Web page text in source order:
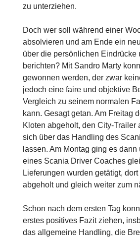
zu unterziehen.
Doch wer soll während einer
absolvieren und am Ende ein
über die persönlichen Eindrücke
berichten? Mit Sandro Marty
gewonnen werden, der zwar
jedoch eine faire und objektive
Vergleich zu seinem normalen
kann. Gesagt getan. Am Freitag
Kloten abgeholt, den City-Trailer
sich über das Handling des
lassen. Am Montag ging es
eines Scania Driver Coaches
Lieferungen wurden getätigt,
abgeholt und gleich weiter zum
Schon nach dem ersten Tag
erstes positives Fazit ziehen,
das allgemeine Handling, die